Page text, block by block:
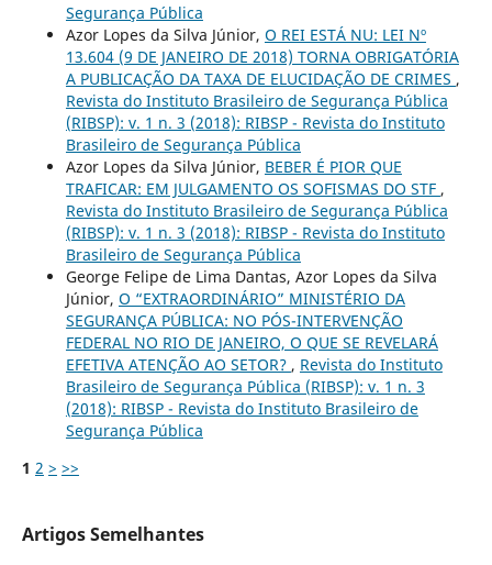
Segurança Pública
Azor Lopes da Silva Júnior, O REI ESTÁ NU: LEI Nº
13.604 (9 DE JANEIRO DE 2018) TORNA OBRIGATÓRIA
A PUBLICAÇÃO DA TAXA DE ELUCIDAÇÃO DE CRIMES ,
Revista do Instituto Brasileiro de Segurança Pública
(RIBSP): v. 1 n. 3 (2018): RIBSP - Revista do Instituto
Brasileiro de Segurança Pública
Azor Lopes da Silva Júnior, BEBER É PIOR QUE
TRAFICAR: EM JULGAMENTO OS SOFISMAS DO STF ,
Revista do Instituto Brasileiro de Segurança Pública
(RIBSP): v. 1 n. 3 (2018): RIBSP - Revista do Instituto
Brasileiro de Segurança Pública
George Felipe de Lima Dantas, Azor Lopes da Silva
Júnior, O “EXTRAORDINÁRIO” MINISTÉRIO DA
SEGURANÇA PÚBLICA: NO PÓS-INTERVENÇÃO
FEDERAL NO RIO DE JANEIRO, O QUE SE REVELARÁ
EFETIVA ATENÇÃO AO SETOR? , Revista do Instituto
Brasileiro de Segurança Pública (RIBSP): v. 1 n. 3
(2018): RIBSP - Revista do Instituto Brasileiro de
Segurança Pública
1 2 > >>
Artigos Semelhantes